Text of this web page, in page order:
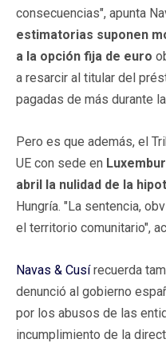
consecuencias", apunta
estimatorias suponen
a la opción fija de euro
a resarcir al titular del
pagadas de más durante
Pero es que además, el
UE con sede en
abril la nulidad de la
Hungría. "La sentencia,
el territorio comunitario",
Navas & Cusírecuerda
denunció al gobierno
por los abusos de las
incumplimiento de la